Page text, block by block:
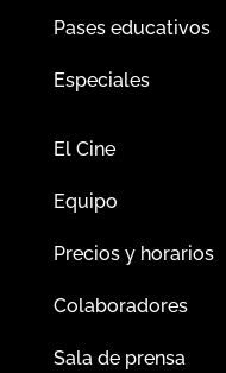
Pases educativos
Especiales
El Cine
Equipo
Precios y horarios
Colaboradores
Sala de prensa